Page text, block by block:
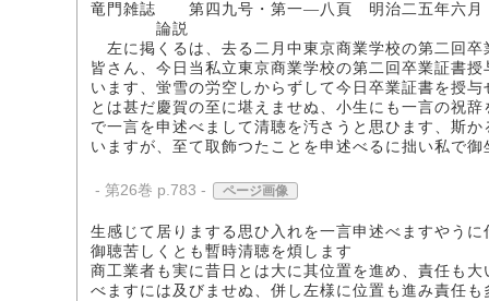
竜門雑誌 第四九号・第一―八頁 明治二五年六月
論説
左に掲くるは、去る二月中東京商業学校の第二回
皆さん、今日当私立東京商業学校の第二回卒業証書
います、蛍雪の労空しからずして今日卒業証書を授
とは甚だ慶賀の至に堪えませぬ、小生にも一言の祝
で一言を申述べまして清聴を汚さうと思ひます、斯
いますが、至て取飾つたことを申述べるに拙い私で
- 第26巻 p.783 - ページ画像
生感じて居りまする思ひ入れを一言申述べますやう
御聴苦しくとも暫時清聴を煩します
商工業者も実に昔日とは大に其位置を進め、責任も
べますには及びませぬ、併し左様に位置も進み責任